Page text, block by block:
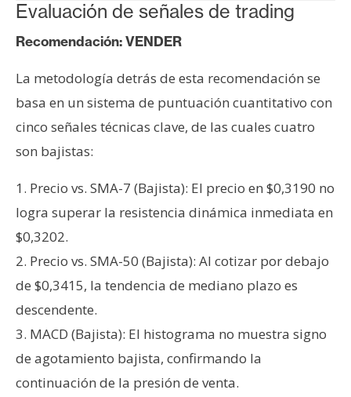
Evaluación de señales de trading
Recomendación: VENDER
La metodología detrás de esta recomendación se
basa en un sistema de puntuación cuantitativo con
cinco señales técnicas clave, de las cuales cuatro
son bajistas:
1. Precio vs. SMA-7 (Bajista): El precio en $0,3190 no
logra superar la resistencia dinámica inmediata en
$0,3202.
2. Precio vs. SMA-50 (Bajista): Al cotizar por debajo
de $0,3415, la tendencia de mediano plazo es
descendente.
3. MACD (Bajista): El histograma no muestra signo
de agotamiento bajista, confirmando la
continuación de la presión de venta.